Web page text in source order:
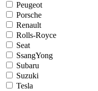
Peugeot
Porsche
Renault
Rolls-Royce
Seat
SsangYong
Subaru
Suzuki
Tesla